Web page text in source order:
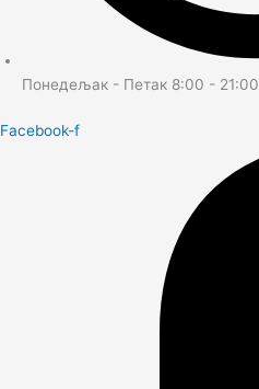
Понедељак - Петак 8:00 - 21:00
Facebook-f